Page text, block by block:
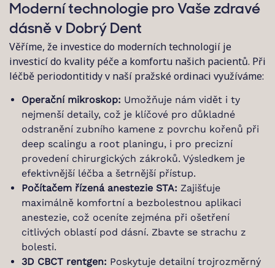
Moderní technologie pro Vaše zdravé
dásně v Dobrý Dent
Věříme, že investice do moderních technologií je
investicí do kvality péče a komfortu našich pacientů. Při
léčbě periodontitidy v naší pražské ordinaci využíváme:
Operační mikroskop: Umožňuje nám vidět i ty
nejmenší detaily, což je klíčové pro důkladné
odstranění zubního kamene z povrchu kořenů při
deep scalingu a root planingu, i pro precizní
provedení chirurgických zákroků. Výsledkem je
efektivnější léčba a šetrnější přístup.
Počítačem řízená anestezie STA: Zajišťuje
maximálně komfortní a bezbolestnou aplikaci
anestezie, což oceníte zejména při ošetření
citlivých oblastí pod dásní. Zbavte se strachu z
bolesti.
3D CBCT rentgen: Poskytuje detailní trojrozměrný